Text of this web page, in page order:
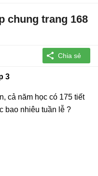
chung trang 168
3
cả năm học có 175 tiết
bao nhiêu tuần lễ ?